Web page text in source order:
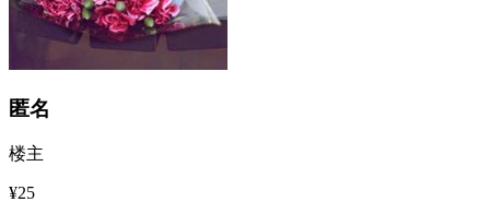
匿名
楼主
¥25